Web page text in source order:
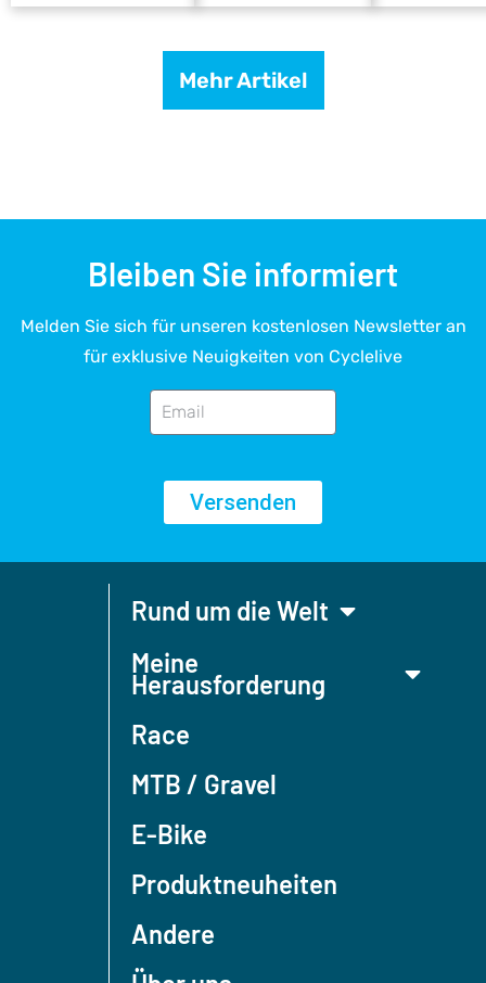
Mehr Artikel
Bleiben Sie informiert
Melden Sie sich für unseren kostenlosen Newsletter an
für exklusive Neuigkeiten von Cyclelive
Versenden
Rund um die Welt
Meine
Herausforderung
Race
MTB / Gravel
E-Bike
Produktneuheiten
Andere